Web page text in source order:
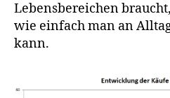
Lebensbereichen
wie einfach man an
kann.